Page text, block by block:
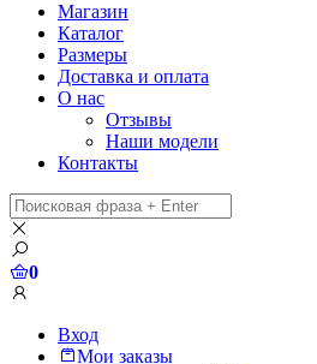
Магазин
Каталог
Размеры
Доставка и оплата
О нас
Отзывы
Наши модели
Контакты
0
Вход
Мои заказы